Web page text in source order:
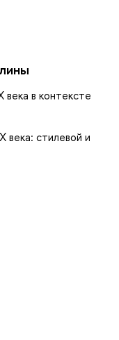
века в контексте
века: стилевой и